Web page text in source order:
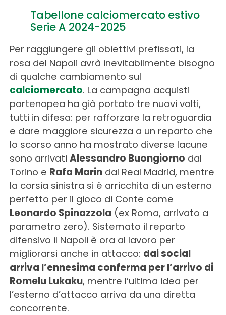
Tabellone calciomercato estivo
Serie A 2024-2025
Per raggiungere gli obiettivi prefissati, la
rosa del Napoli avrà inevitabilmente bisogno
di qualche cambiamento sul
calciomercato. La campagna acquisti
partenopea ha già portato tre nuovi volti,
tutti in difesa: per rafforzare la retroguardia
e dare maggiore sicurezza a un reparto che
lo scorso anno ha mostrato diverse lacune
sono arrivati Alessandro Buongiorno dal
Torino e Rafa Marindal Real Madrid, mentre
la corsia sinistra si è arricchita di un esterno
perfetto per il gioco di Conte come
Leonardo Spinazzola (ex Roma, arrivato a
parametro zero). Sistemato il reparto
difensivo il Napoli è ora al lavoro per
migliorarsi anche in attacco: dai social
arriva l’ennesima conferma per l’arrivo di
Romelu Lukaku, mentre l’ultima idea per
l’esterno d’attacco arriva da una diretta
concorrente.